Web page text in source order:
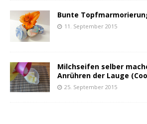
Bunte
11. September 2015
Milchseifen selber
Anrühren der Lauge
25. September 2015